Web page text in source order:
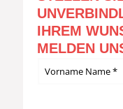
IHREM
MELDEN